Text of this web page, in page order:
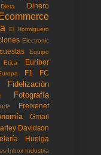
Dieta Dinero
Ecommerce
El Hormiguero
Electronic
Equipo
Etica Euribor
F1
FC
Fidelización
Fotografía
Freixenet
Gmail
Davidson
Huelga
Inbox Industria